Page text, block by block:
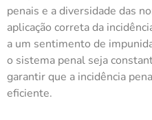
penais e a diversidade das
aplicação correta da
a um sentimento de
o sistema penal seja
garantir que a incidência
eficiente.